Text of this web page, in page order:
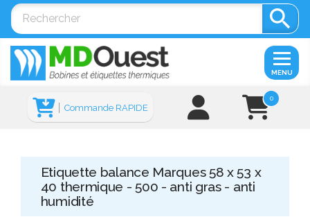

0
Commande RAPIDE
MENU
Etiquette balance Marques 58 x 53 x
40 thermique - 500 - anti gras - anti
humidité